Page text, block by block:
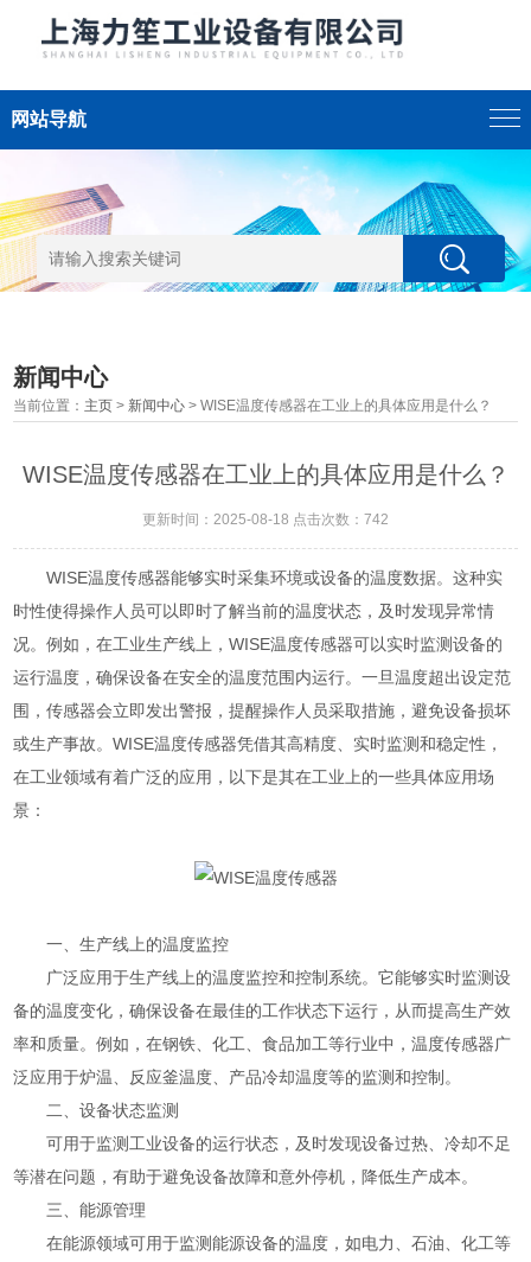
网站导航
新闻中心
当前位置： 主页 > 新闻中心 > WISE温度传感器在工业上的具体应用是什么？
WISE温度传感器在工业上的具体应用是什么？
更新时间：2025-08-18 点击次数：742
WISE温度传感器能够实时采集环境或设备的温度数据。这种实
时性使得操作人员可以即时了解当前的温度状态，及时发现异常情
况。例如，在工业生产线上，WISE温度传感器可以实时监测设备的
运行温度，确保设备在安全的温度范围内运行。一旦温度超出设定范
围，传感器会立即发出警报，提醒操作人员采取措施，避免设备损坏
或生产事故。WISE温度传感器凭借其高精度、实时监测和稳定性，
在工业领域有着广泛的应用，以下是其在工业上的一些具体应用场
景：
一、生产线上的温度监控
广泛应用于生产线上的温度监控和控制系统。它能够实时监测设
备的温度变化，确保设备在最佳的工作状态下运行，从而提高生产效
率和质量。例如，在钢铁、化工、食品加工等行业中，温度传感器广
泛应用于炉温、反应釜温度、产品冷却温度等的监测和控制。
二、设备状态监测
可用于监测工业设备的运行状态，及时发现设备过热、冷却不足
等潜在问题，有助于避免设备故障和意外停机，降低生产成本。
三、能源管理
在能源领域可用于监测能源设备的温度，如电力、石油、化工等